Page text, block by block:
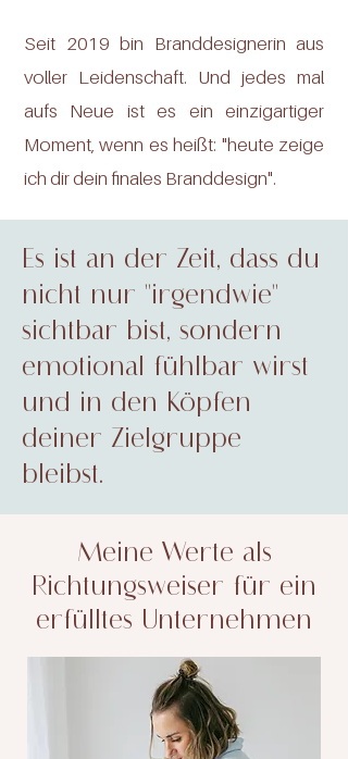
Seit 2019 bin Branddesignerin aus
voller Leidenschaft. Und jedes mal
aufs Neue ist es ein einzigartiger
Moment, wenn es heißt: "heute zeige
ich dir dein finales Branddesign".
Es ist an der Zeit, dass du
nicht nur "irgendwie"
sichtbar bist, sondern
emotional fühlbar wirst
und in den Köpfen
deiner Zielgruppe
bleibst.
Meine Werte als
Richtungsweiser für ein
erfülltes Unternehmen